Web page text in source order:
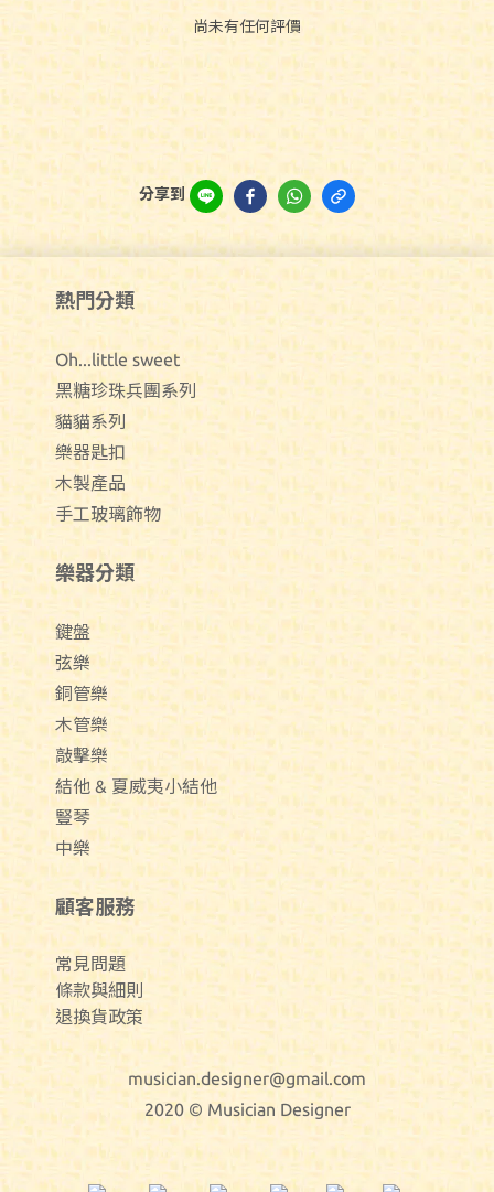
尚未有任何評價
分享到
熱門分類
Oh...little sweet
黑糖珍珠兵團系列
貓貓系列
樂器匙扣
木製產品
手工玻璃飾物
樂器分類
鍵盤
弦樂
銅管樂
木管樂
敲擊樂
結他 & 夏威夷小結他
豎琴
中樂
顧客服務
常見問題
條款與細則
退換貨政策
musician.designer@gmail.com
2020 © Musician Designer